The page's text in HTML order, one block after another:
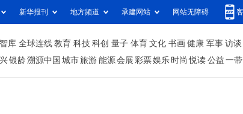
新华报刊 地方频道 承建网站 网站无障碍
库 全球连线 教育 科技 科创 量子 体育 文化 书画 健康 军事 访谈
银龄溯源中国 城市旅游 能源 会展 彩票娱乐 时尚 悦读 公益 一